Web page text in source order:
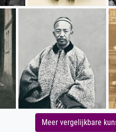
Meer vergelijkbare